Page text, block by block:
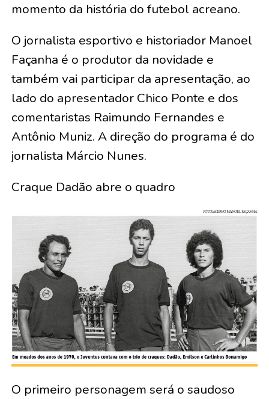
momento da história do futebol acreano.
O jornalista esportivo e historiador Manoel
Façanha é o produtor da novidade e
também vai participar da apresentação, ao
lado do apresentador Chico Ponte e dos
comentaristas Raimundo Fernandes e
Antônio Muniz. A direção do programa é do
jornalista Márcio Nunes.
Craque Dadão abre o quadro
O primeiro personagem será o saudoso